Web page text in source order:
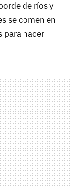
de ríos y
se comen en
para hacer